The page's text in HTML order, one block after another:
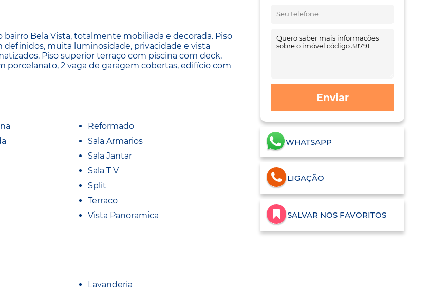
Bela Vista, totalmente mobiliada e decorada. Piso
muita luminosidade, privacidade e vista
Piso superior terraço com piscina com deck,
porcelanato, 2 vaga de garagem cobertas, edifício com
Reformado
Sala Armarios
Sala Jantar
Sala T V
Split
Terraco
Vista Panoramica
Lavanderia
Enviar
WHATSAPP
LIGAÇÃO
SALVAR NOS FAVORITOS